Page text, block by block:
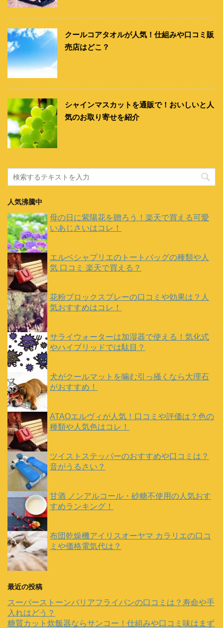
クールコアタオルが人気！仕組みや口コミ販
売店はどこ？
シャインマスカットを通販で！おいしいと人
気のお取り寄せを紹介
人気沸騰中
母の日に紫陽花を贈ろう！楽天で買える可愛
いあじさいはコレ！
エルベシャプリエのトートバッグの種類や人
気 口コミ 楽天で買える？
花粉ブロックスプレーの口コミや効果は？人
気おすすめはコレ！
サライウォーターは加湿器で使える！気化式
やハイブリッドでは駄目？
犬がクールマットを噛む引っ掻くなら大理石
がおすすめ！
ATAOエルヴィが人気！口コミや評価は？色の
種類や人気色はコレ！
ツイストステッパーのおすすめや口コミは？
音がうるさい？
甘酒 ノンアルコール・砂糖不使用の人気おす
すめランキング！
布団乾燥機アイリスオーヤマ カラリエの口コ
ミや価格電気代は？
最近の投稿
スーパーストーンバリアフライパンの口コミは？寿命や手
入れはどう？
糖質カット炊飯器ならサンコー！仕組みや口コミ味はまず